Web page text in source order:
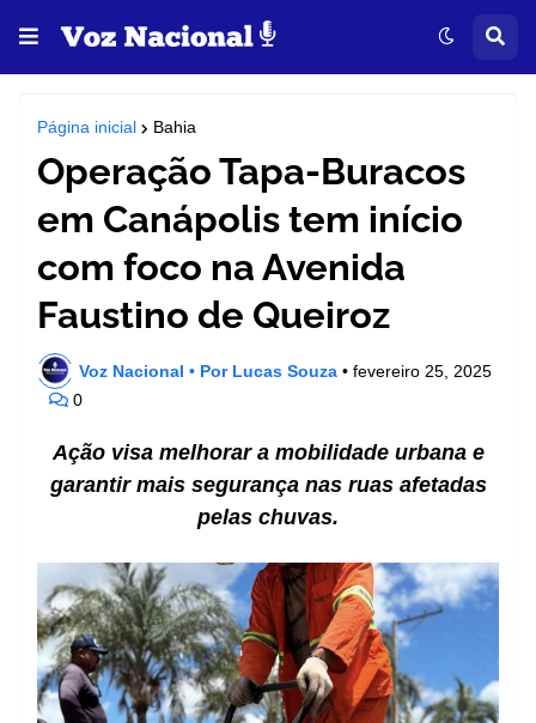
Página inicial Bahia
Operação Tapa-Buracos
em Canápolis tem início
com foco na Avenida
Faustino de Queiroz
Voz Nacional • Por Lucas Souza • fevereiro 25, 2025
0
Ação visa melhorar a mobilidade urbana e
garantir mais segurança nas ruas afetadas
pelas chuvas.